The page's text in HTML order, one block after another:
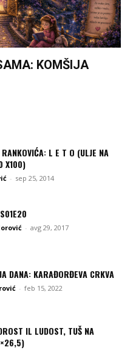
KOMŠIJA
RANKOVIĆA: L E T O (ULJE NA
X100)
- sep 25, 2014
- avg 29, 2017
DANA: KARAĐORĐEVA CRKVA
- feb 15, 2022
IL LUDOST, TUŠ NA